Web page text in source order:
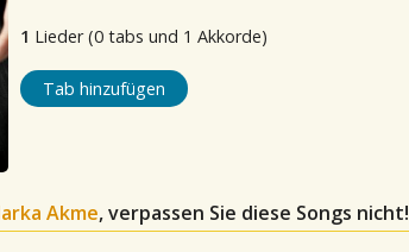
1 Lieder (0 tabs und 1 Akkorde)
Tab hinzufügen
Akme, verpassen Sie diese Songs nicht!